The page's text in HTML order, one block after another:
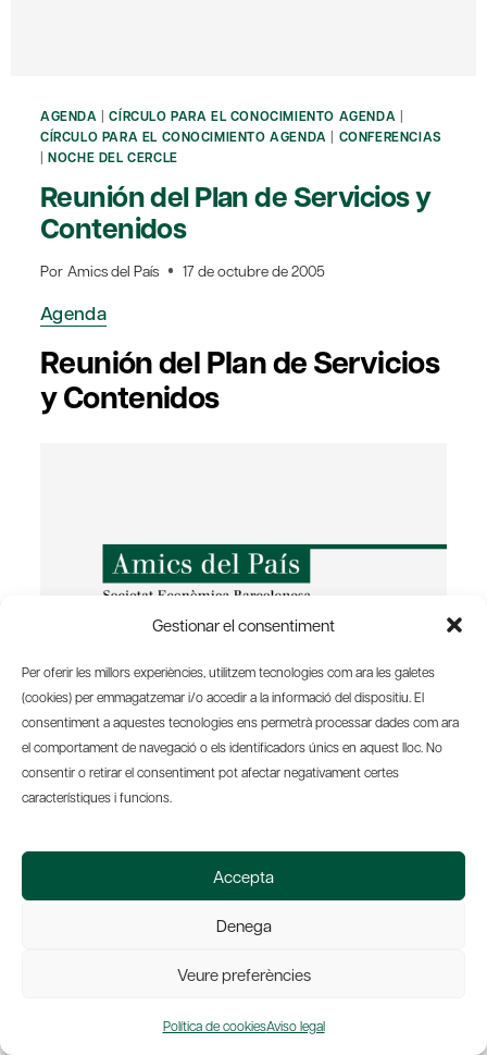
Gestionar el consentiment
Per oferir les millors experiències, utilitzem tecnologies com ara les galetes
(cookies) per emmagatzemar i/o accedir a la informació del dispositiu. El
consentiment a aquestes tecnologies ens permetrà processar dades com ara
el comportament de navegació o els identificadors únics en aquest lloc. No
consentir o retirar el consentiment pot afectar negativament certes
característiques i funcions.
Accepta
Denega
Veure preferències
Política de cookiesAviso legal
AGENDA |CÍRCULO PARA EL CONOCIMIENTO AGENDA |
CÍRCULO PARA EL CONOCIMIENTO AGENDA | CONFERENCIAS
|NOCHE DEL CERCLE
Reunión del Plan de Servicios y
Contenidos
Por Amics del País 17 de octubre de 2005
Agenda
Reunión del Plan de Servicios
y Contenidos
17-10-2005
00:00
Seu Social Amics del País, C/Basea 8